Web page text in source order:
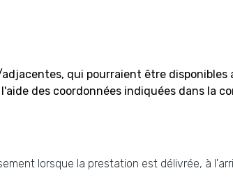
qui pourraient être disponibles
des coordonnées indiquées dans la
lorsque la prestation est délivrée, à